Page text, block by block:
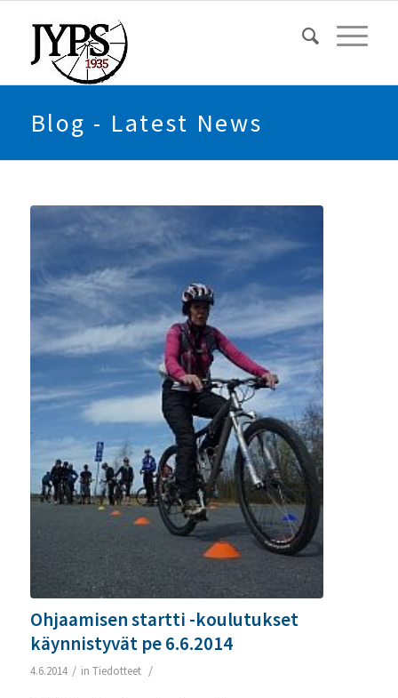
Blog - Latest News
Ohjaamisen startti -koulutukset
käynnistyvät pe 6.6.2014
4.6.2014 / in Tiedotteet /